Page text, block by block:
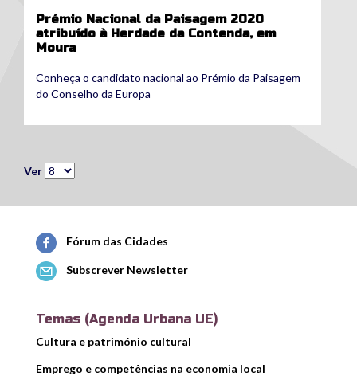
Prémio Nacional da Paisagem 2020
atribuído à Herdade da Contenda, em
Moura
Conheça o candidato nacional ao Prémio da Paisagem
do Conselho da Europa
Ver
Fórum das Cidades
Subscrever Newsletter
Temas (Agenda Urbana UE)
Cultura e património cultural
Emprego e competências na economia local